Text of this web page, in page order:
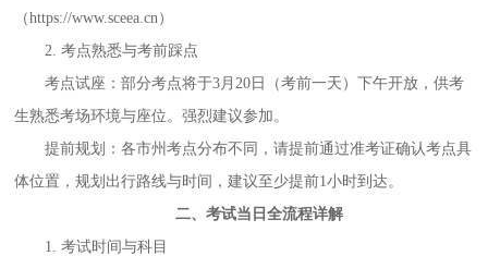
（https://www.sceea.cn）
2. 考点熟悉与考前踩点
考点试座：部分考点将于3月20日（考前一天）下午开放，供考
生熟悉考场环境与座位。强烈建议参加。
提前规划：各市州考点分布不同，请提前通过准考证确认考点具
体位置，规划出行路线与时间，建议至少提前1小时到达。
二、考试当日全流程详解
1. 考试时间与科目